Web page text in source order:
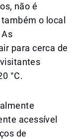
não é
o local
para cerca de
°C.
acessível
de